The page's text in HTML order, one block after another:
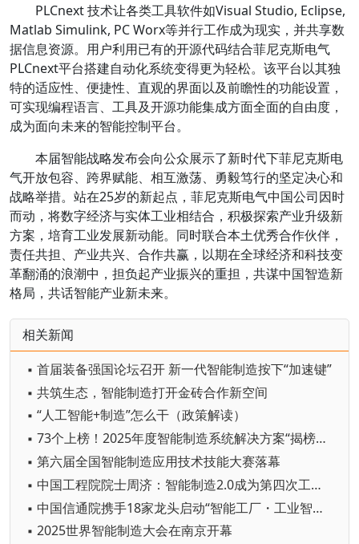
PLCnext 技术让各类工具软件如Visual Studio, Eclipse,
Matlab Simulink, PC Worx等并行工作成为现实，并共享数
据信息资源。用户利用已有的开源代码结合菲尼克斯电气
PLCnext平台搭建自动化系统变得更为轻松。该平台以其独
特的适应性、便捷性、直观的界面以及前瞻性的功能设置，
可实现编程语言、工具及开源功能集成方面全面的自由度，
成为面向未来的智能控制平台。
本届智能战略发布会向公众展示了新时代下菲尼克斯电
气开放包容、跨界赋能、相互激荡、勇毅笃行的坚定决心和
战略举措。站在25岁的新起点，菲尼克斯电气中国公司因时
而动，将数字经济与实体工业相结合，积极探索产业升级新
方案，培育工业发展新动能。同时联合本土优秀合作伙伴，
责任共担、产业共兴、合作共赢，以期在全球经济和科技变
革翻涌的浪潮中，担负起产业振兴的重担，共谋中国智造新
格局，共话智能产业新未来。
相关新闻
▪ 首届装备强国论坛召开 新一代智能制造按下“加速键”
▪ 共筑生态，智能制造打开金砖合作新空间
▪ “人工智能+制造”怎么干（政策解读）
▪ 73个上榜！2025年度智能制造系统解决方案“揭榜挂帅”项目名单公布
▪ 第六届全国智能制造应用技术技能大赛落幕
▪ 中国工程院院士周济：智能制造2.0成为第四次工业革命核心技术
▪ 中国信通院携手18家龙头启动“智能工厂・工业智能场景创新计划”
▪ 2025世界智能制造大会在南京开幕